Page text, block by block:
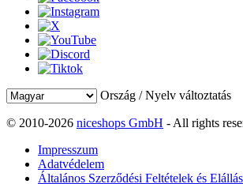
Ország / Nyelv változtatás
© 2010-2026 niceshops GmbH - All rights
Impresszum
Adatvédelem
Általános Szerződési Feltételek és